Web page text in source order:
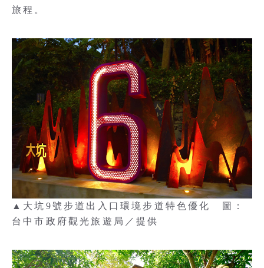
旅程。
▲大坑9號步道出入口環境步道特色優化 圖：
台中市政府觀光旅遊局／提供